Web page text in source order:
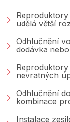
udělá větší
Odhlučnění
dodávka
nevratných
Odhlučnění
kombinace
Instalace